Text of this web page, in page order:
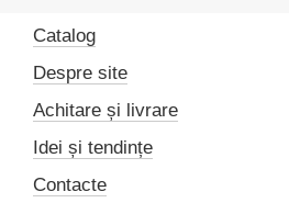
Catalog
Despre site
Achitare și livrare
Idei și tendințe
Contacte